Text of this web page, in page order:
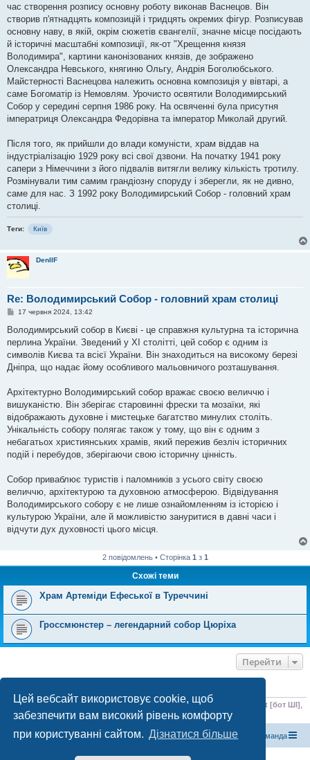
Цей вебсайт використовує cookie, щоб
забезпечити вам високий рівень комфорту
при користуванні сайтом. Дізнатися більше
час створення розпису основну роботу виконав Васнецов. Він
створив п'ятнадцять композицій і тридцять окремих фігур. Розписував
основну наву, в якій, окрім сюжетів євангелії, значне місце посідають
й історичні масштабні композиції, як-от "Хрещення князя
Володимира", картини канонізованих князів, де зображено
Олександра Невського, княгиню Ольгу, Андрія Боголюбського.
Майстерності Васнецова належить основна композиція у вівтарі, а
саме Богоматір із Немовлям. Урочисто освятили Володимирський
Собор у середині серпня 1986 року. На освяченні була присутня
імператриця Олександра Федорівна та імператор Миколай другий.
Після того, як прийшли до влади комуністи, храм віддав на
індустріалізацію 1929 року всі свої дзвони. На початку 1941 року
сапери з Німеччини з його підвалів витягли велику кількість тротилу.
Розмінували тим самим грандіозну споруду і зберегли, як не дивно,
саме для нас. З 1992 року Володимирський Собор - головний храм
столиці.
Теги: Київ
DenIIF
Re: Володимирський Собор - головний храм столиці
П
в
д
о
л
н
я
17 червня 2024, 13:42
Володимирський собор в Києві - це справжня культурна та історична
перлина України. Зведений у XI столітті, цей собор є одним із
символів Києва та всієї України. Він знаходиться на високому березі
Дніпра, що надає йому особливого мальовничого розташування.
Архітектурно Володимирський собор вражає своєю величчю і
вишуканістю. Він зберігає старовинні фрески та мозаїки, які
відображають духовне і мистецьке багатство минулих століть.
Унікальність собору полягає також у тому, що він є одним з
небагатьох християнських храмів, який пережив безліч історичних
подій і перебудов, зберігаючи свою історичну цінність.
Собор приваблює туристів і паломників з усього світу своєю
величчю, архітектурою та духовною атмосферою. Відвідування
Володимирського собору є не лише ознайомленням із історією і
культурою України, але й можливістю зануритися в давні часи і
відчути дух духовності цього місця.
2 повідомлень • Сторінка 1 з 1
Схожі теми
Храм Артеміди Ефеської в Туреччині
Гроссмюнстер – легендарний собор Цюріха
Перейти
Зараз переглядають цей форум:ClaudeBot [бот ШІ] ,Meta-ExternalAgent [бот ШІ]
Moz [SEO бот]і 0 гостей
Магазин спорядження Туристичний форум «Рюкзак» Команда